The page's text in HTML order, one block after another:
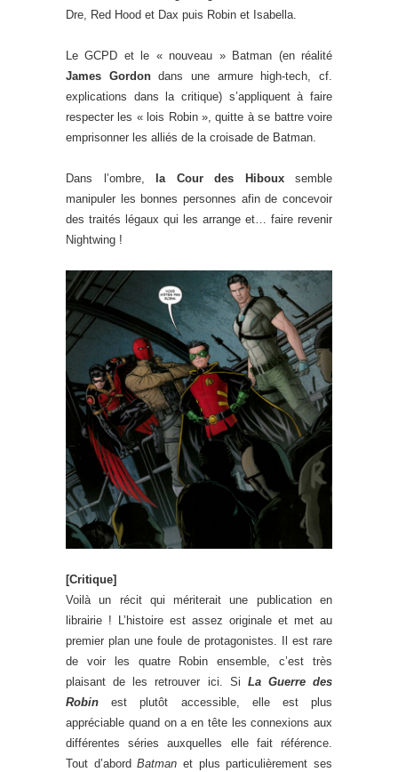
Dre, Red Hood et Dax puis Robin et Isabella.
Le GCPD et le « nouveau » Batman (en réalité
James Gordondans une armure high-tech, cf.
explications dans la critique) s’appliquent à faire
respecter les « lois Robin », quitte à se battre voire
emprisonner les alliés de la croisade de Batman.
Dans l’ombre, la Cour des Hibouxsemble
manipuler les bonnes personnes afin de concevoir
des traités légaux qui les arrange et… faire revenir
Nightwing !
[Critique]
Voilà un récit qui mériterait une publication en
librairie ! L’histoire est assez originale et met au
premier plan une foule de protagonistes. Il est rare
de voir les quatre Robin ensemble, c’est très
plaisant de les retrouver ici. Si La Guerre des
Robin
est plutôt accessible, elle est plus
appréciable quand on a en tête les connexions aux
différentes séries auxquelles elle fait référence.
Tout d’abordBatman et plus particulièrement ses